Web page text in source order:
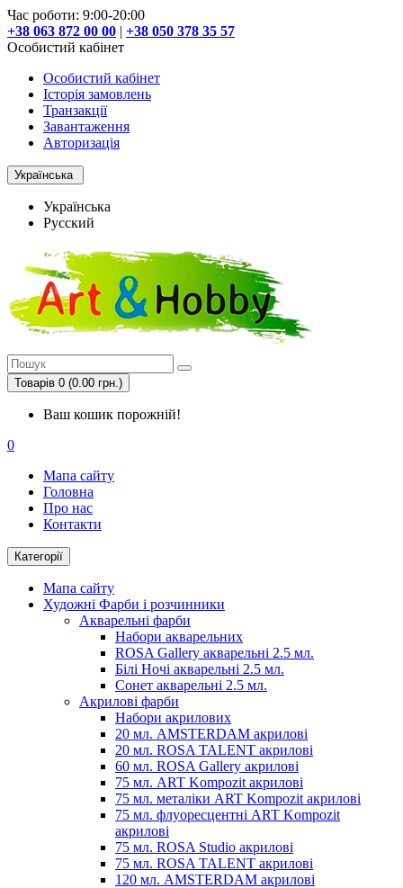
Час роботи: 9:00-20:00
+38 063 872 00 00 | +38 050 378 35 57
Особистий кабінет
Особистий кабінет
Історія замовлень
Транзакції
Завантаження
Авторизація
Українська
Українська
Русский
Товарів 0 (0.00 грн.)
Ваш кошик порожній!
0
Мапа сайту
Головна
Про нас
Контакти
Категорії
Мапа сайту
Художні Фарби і розчинники
Акварельні фарби
Набори акварельних
ROSA Gallery акварельні 2.5 мл.
Білі Ночі акварельні 2.5 мл.
Сонет акварельні 2.5 мл.
Акрилові фарби
Набори акрилових
20 мл. AMSTERDAM акрилові
20 мл. ROSA TALENT акрилові
60 мл. ROSA Gallery акрилові
75 мл. ART Kompozit акрилові
75 мл. металіки ART Kompozit акрилові
75 мл. флуоресцентні ART Kompozit
акрилові
75 мл. ROSA Studio акрилові
75 мл. ROSA TALENT акрилові
120 мл. AMSTERDAM акрилові